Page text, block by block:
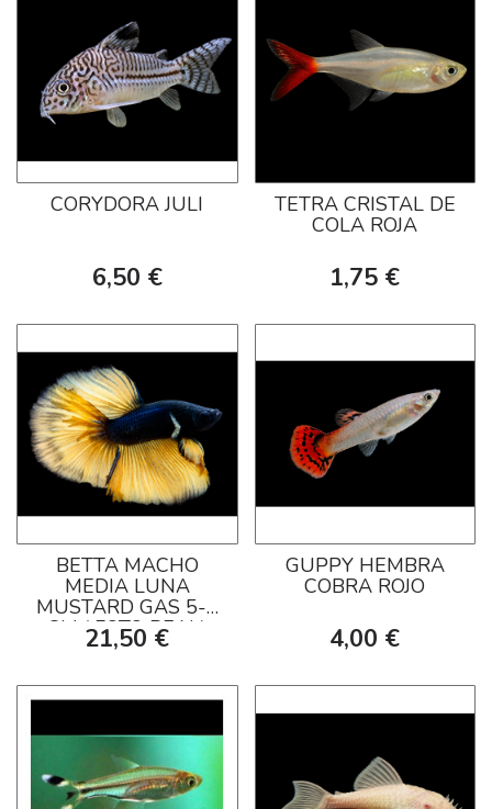
CORYDORA JULI
6,50 €
TETRA CRISTAL DE
COLA ROJA
1,75 €
BETTA MACHO
MEDIA LUNA
MUSTARD GAS 5-6
CM ( FOTO REAL)
21,50 €
GUPPY HEMBRA
COBRA ROJO
4,00 €